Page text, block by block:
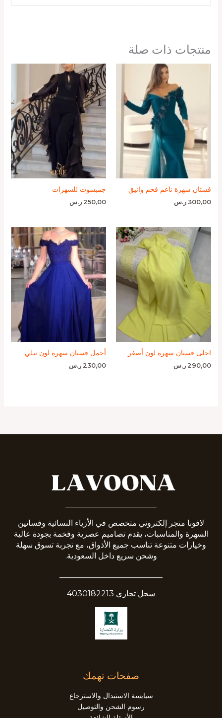
منتجات ذات صلة
فستان سهرة ناعم فخم وانيق
300,00 ر.س
جمبسوت للسهرات
250,00 ر.س
احلى فستان سهرة لون أصفر
290,00 ر.س
أجمل فستان سهرة لون نيلي
230,00 ر.س
لافونا متجر إلكتروني متخصص في الأزياء النسائية وفساتين
السهرة والمناسبات، يقدم تصاميم عصرية وفخمة بجودة عالية
وخيارات متنوعة تناسب جميع الأذواق، مع تجربة تسوق سهلة
وشحن سريع داخل السعودية.
سجل تجاري 4030182213
صفحات تهمك
سيايسة الاستبدال والاسترجاع
رسوم الشحن والتوصيل